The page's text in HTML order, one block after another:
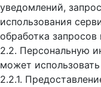
уведомлений,
использования
обработка запросов
2.2. Персональную
может
2.2.1.